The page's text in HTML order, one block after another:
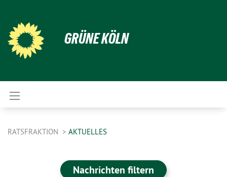
GRÜNE KÖLN
RATSFRAKTION AKTUELLES
Nachrichten filtern